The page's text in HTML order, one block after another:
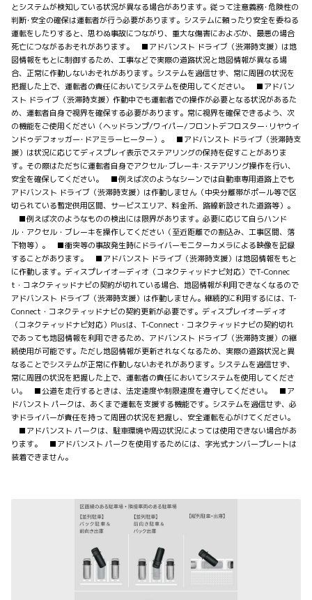
とシステムが検知している状況が異なる場合があります。従って注意義務･危険性の
判断･安全の確保は運転者が行う必要があります。システムに頼ったり安全を委ねる
運転をしたりすると、思わぬ事故につながり、重大な傷害におよぶか、最悪の場合
死亡につながるおそれがあります。 ■アドバンスト ドライブ（渋滞時支援）は地
図情報をもとに制御するため、工事などで実際の道路状況と地図情報が異なる場
合、正常に作動しないおそれがあります。システムを過信せず、常に周囲の状況を
把握した上で、運転者の責任においてシステムを使用してください。 ■アドバン
スト ドライブ（渋滞時支援）作動中でも運転者での操作が必要となる状況があるた
め、運転者自身で視界を確保する必要があります。常に視界を確保できるよう、次
の機能をご使用ください（ヘッドランプ/ワイパー/フロントデフロスター･リヤウイ
ンドゥデフォッガー･ドアミラーヒーター）。 ■アドバンスト ドライブ（渋滞時支
援）は状況に応じてディスプレイ表示でステアリングの保持を促すことがありま
す。その際はただちに運転者自身でアクセル･ブレーキ･ステアリング操作を行い、
安全を確保してください。 ■例えば次のようなシーンでは自動車専用道路上でも
アドバンスト ドライブ（渋滞時支援）は作動しません（中央分離帯がポール等で区
切られている暫定供用区間、サービスエリア、料金所、路線新設された道路等）。
■例えば次のようなものの検出には限界があります。必要に応じて自らハンド
ル・アクセル・ブレーキを操作してください（至近距離での割込み、工事区間、落
下物等）。 ■衝突等の事故発生時にドライバーモニターカメラによる映像を記録
することがあります。 ■アドバンスト ドライブ（渋滞時支援）は地図情報をもと
に作動します。ディスプレイオーディオ（コネクティッドナビ対応）でT-Connec
t・コネクティッドナビの契約が切れている場合、地図情報が利用できなくなるので
アドバンスト ドライブ（渋滞時支援）は作動しません。継続的に利用するには、T-
Connect・コネクティッドナビの契約更新が必要です。ディスプレイオーディオ
（コネクティッドナビ対応）Plusは、T-Connect・コネクティッドナビの契約切れ
であっても地図情報を利用できるため、アドバンスト ドライブ（渋滞時支援）の継
続使用が可能です。ただし地図情報が更新されなくなるため、実際の道路状況と異
なることでシステムが正常に作動しないおそれがあります。システムを過信せず、
常に周囲の状況を把握した上で、運転者の責任においてシステムを使用してくださ
い。 ■公道を走行するときは、法定速度や制限速度を遵守してください。 ■ア
ドバンスト パークは、あくまで運転を支援する機能です。システムを過信せず、必
ずドライバーが責任を持って周囲の状況を把握し、安全運転を心がけてください。
■アドバンスト パークは、駐車環境や周辺状況によっては使用できない場合があ
ります。 ■アドバンスト パークを使用するためには、字光式ナンバープレートは
装着できません。